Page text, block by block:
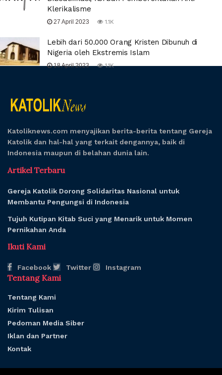
Klerikalisme
27 April 2023 1.1K
Lebih dari 50.000 Orang Kristen Dibunuh di
Nigeria oleh Ekstremis Islam
18 April 2023 1.1K
Katoliknews.com menyajikan berita-berita tentang Gereja
Katolik dan hal-hal yang terkait dengannya, baik di
Indonesia maupun di belahan dunia lain.
Artikel Terbaru
Gereja Katolik Dorong Solidaritas Nasional untuk
Membantu Pengungsi di Indonesia
Tujuh Kutipan Kitab Suci yang Menarik untuk Momen
Pernikahan Anda
Ikuti Kami
Facebook Twitter Instagram
Tentang Kami
Tentang Kami
Kirim Tulisan
Pedoman Media Siber
Iklan dan Partner
Kontak